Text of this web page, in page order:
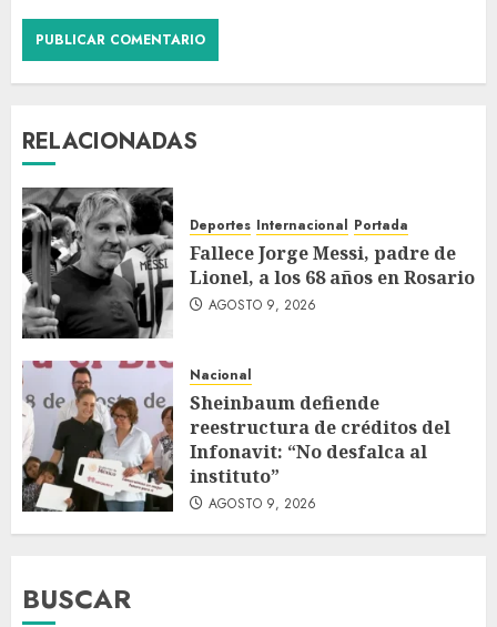
RELACIONADAS
Deportes Internacional Portada
Fallece Jorge Messi, padre de
Lionel, a los 68 años en Rosario
AGOSTO 9, 2026
Nacional
Sheinbaum defiende
reestructura de créditos del
Infonavit: “No desfalca al
instituto”
AGOSTO 9, 2026
BUSCAR